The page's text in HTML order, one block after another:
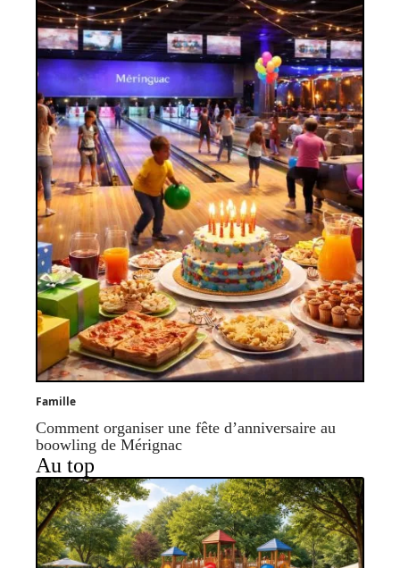
Famille
Comment organiser une fête d’anniversaire au
boowling de Mérignac
Au top